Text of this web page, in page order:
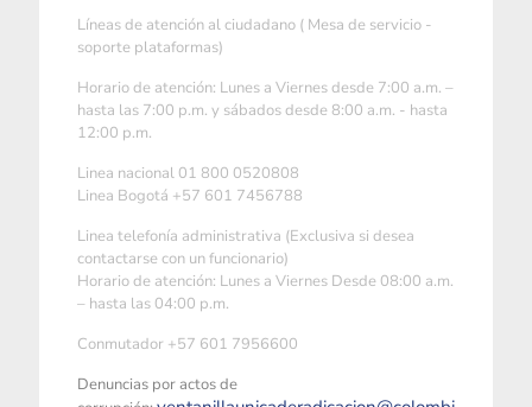
Líneas de atención al ciudadano ( Mesa de servicio -
soporte plataformas)
Horario de atención: Lunes a Viernes desde 7:00 a.m. –
hasta las 7:00 p.m. y sábados desde 8:00 a.m. - hasta
12:00 p.m.
Linea nacional 01 800 0520808
Linea Bogotá +57 601 7456788
Linea telefonía administrativa (Exclusiva si desea
contactarse con un funcionario)
Horario de atención: Lunes a Viernes Desde 08:00 a.m.
– hasta las 04:00 p.m.
Conmutador +57 601 7956600
Denuncias por actos de